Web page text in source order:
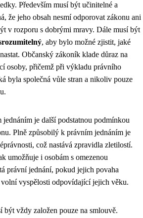
Především musí být učinitelné a
že jeho obsah nesmí odporovat zákonu ani
v rozporu s dobrými mravy. Dále musí být
, aby bylo možné zjistit, jaké
Občanský zákoník klade důraz na
osoby, přičemž při výkladu právního
byla společná vůle stran a nikoliv pouze
je další podstatnou podmínkou
Plně způsobilý k právním jednáním je
což nastává zpravidla zletilostí.
umožňuje i osobám s omezenou
právní jednání, pokud jejich povaha
vyspělosti odpovídající jejich věku.
být vždy založen pouze na smlouvě.